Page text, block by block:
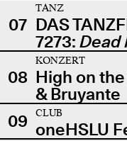
07
TANZ
DAS
7273: Dead
08
KONZERT
High on
& Bruyante
09
CLUB
oneHSLU